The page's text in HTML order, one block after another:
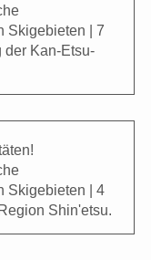
Skigebieten | 7
der Kan-Etsu-
Skigebieten | 4
Shin'etsu.